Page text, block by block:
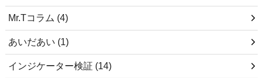
Mr.Tコラム (4)
あいだあい (1)
インジケーター検証 (14)